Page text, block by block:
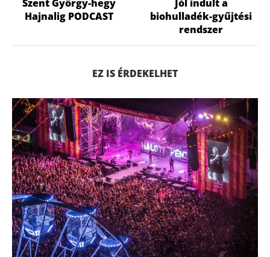
Szent György-hegy
Hajnalig PODCAST
Jól indult a
biohulladék-gyűjtési
rendszer
EZ IS ÉRDEKELHET